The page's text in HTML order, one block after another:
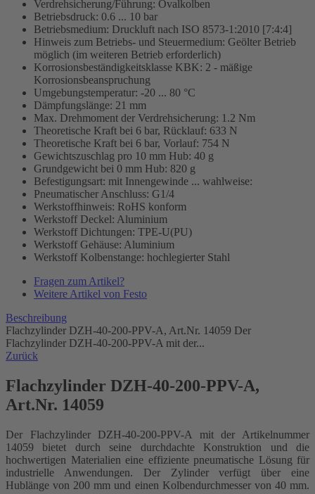
Verdrehsicherung/Führung: Ovalkolben
Betriebsdruck: 0.6 ... 10 bar
Betriebsmedium: Druckluft nach ISO 8573-1:2010 [7:4:4]
Hinweis zum Betriebs- und Steuermedium: Geölter Betrieb
möglich (im weiteren Betrieb erforderlich)
Korrosionsbeständigkeitsklasse KBK: 2 - mäßige
Korrosionsbeanspruchung
Umgebungstemperatur: -20 ... 80 °C
Dämpfungslänge: 21 mm
Max. Drehmoment der Verdrehsicherung: 1.2 Nm
Theoretische Kraft bei 6 bar, Rücklauf: 633 N
Theoretische Kraft bei 6 bar, Vorlauf: 754 N
Gewichtszuschlag pro 10 mm Hub: 40 g
Grundgewicht bei 0 mm Hub: 820 g
Befestigungsart: mit Innengewinde ... wahlweise:
Pneumatischer Anschluss: G1/4
Werkstoffhinweis: RoHS konform
Werkstoff Deckel: Aluminium
Werkstoff Dichtungen: TPE-U(PU)
Werkstoff Gehäuse: Aluminium
Werkstoff Kolbenstange: hochlegierter Stahl
Fragen zum Artikel?
Weitere Artikel von Festo
Beschreibung
Flachzylinder DZH-40-200-PPV-A, Art.Nr. 14059 Der
Flachzylinder DZH-40-200-PPV-A mit der...
Zurück
Flachzylinder DZH-40-200-PPV-A,
Art.Nr. 14059
Der Flachzylinder DZH-40-200-PPV-A mit der Artikelnummer
14059 bietet durch seine durchdachte Konstruktion und die
hochwertigen Materialien eine effiziente pneumatische Lösung für
industrielle Anwendungen. Der Zylinder verfügt über eine
Hublänge von 200 mm und einen Kolbendurchmesser von 40 mm.